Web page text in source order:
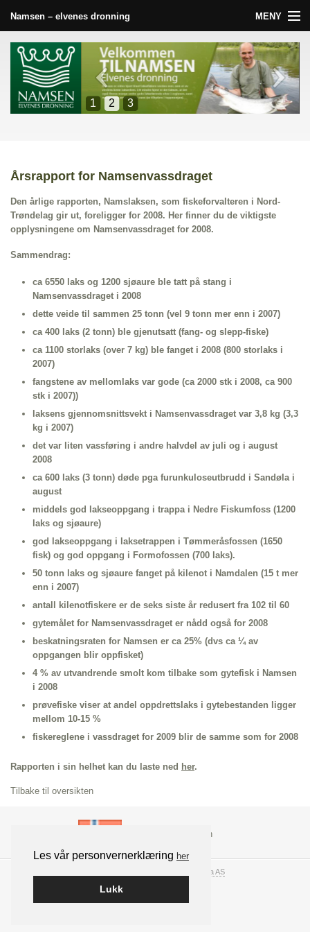
Les vår personvernerklæring her
Lukk
Namsen – elvenes dronning MENY
Forside
Namsen
Nyheter
Slik finner du oss
Tilbydere
1 2 3
Årsrapport for Namsenvassdraget
Den årlige rapporten, Namslaksen, som fiskeforvalteren i Nord-
Trøndelag gir ut, foreligger for 2008. Her finner du de viktigste
opplysningene om Namsenvassdraget for 2008.
Sammendrag:
ca 6550 laks og 1200 sjøaure ble tatt på stang i
Namsenvassdraget i 2008
dette veide til sammen 25 tonn (vel 9 tonn mer enn i 2007)
ca 400 laks (2 tonn) ble gjenutsatt (fang- og slepp-fiske)
ca 1100 storlaks (over 7 kg) ble fanget i 2008 (800 storlaks i
2007)
fangstene av mellomlaks var gode (ca 2000 stk i 2008, ca 900
stk i 2007))
laksens gjennomsnittsvekt i Namsenvassdraget var 3,8 kg (3,3
kg i 2007)
det var liten vassføring i andre halvdel av juli og i august
2008
ca 600 laks (3 tonn) døde pga furunkuloseutbrudd i Sandøla i
august
middels god lakseoppgang i trappa i Nedre Fiskumfoss (1200
laks og sjøaure)
god lakseoppgang i laksetrappen i Tømmeråsfossen (1650
fisk) og god oppgang i Formofossen (700 laks).
50 tonn laks og sjøaure fanget på kilenot i Namdalen (15 t mer
enn i 2007)
antall kilenotfiskere er de seks siste år redusert fra 102 til 60
gytemålet for Namsenvassdraget er nådd også for 2008
beskatningsraten for Namsen er ca 25% (dvs ca ¼ av
oppgangen blir oppfisket)
4 % av utvandrende smolt kom tilbake som gytefisk i Namsen
i 2008
prøvefiske viser at andel oppdrettslaks i gytebestanden ligger
mellom 10-15 %
fiskereglene i vassdraget for 2009 blir de samme som for 2008
Rapporten i sin helhet kan du laste ned her.
Tilbake til oversikten
Smart Media AS